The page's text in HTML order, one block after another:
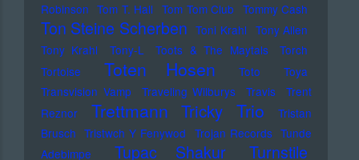
Robinson Tom T. Hall Tom Tom Club Tommy Cash
Ton Steine Scherben Toni Krahl Tony Allen
Tony Krahl
Tony-L Toots & The Maytals
Torch
Tortoise
Toten Hosen Toto
Toya
Transvision Vamp
Traveling Wilburys Travis
Trent
Reznor
Trettmann Tricky Trio
Tristan
Brusch Tristwch Y Fenywod Trojan Records Tunde
Adebimpe
Tupac Shakur Turnstile